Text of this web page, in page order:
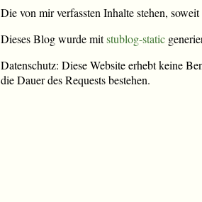
Die von mir verfassten Inhalte stehen,
Dieses Blog wurde mitstublog-static
Datenschutz: Diese Website erhebt keine
die Dauer des Requests bestehen.